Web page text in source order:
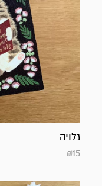
גלויה |
₪15